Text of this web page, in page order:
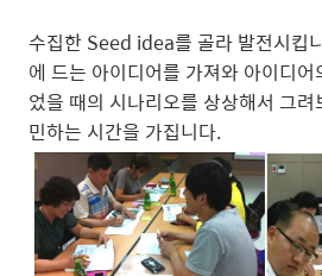
수집한 Seed idea를 골라 발전시킵
에 드는 아이디어를 가져와 아이디
었을 때의 시나리오를 상상해서 그
민하는 시간을 가집니다.